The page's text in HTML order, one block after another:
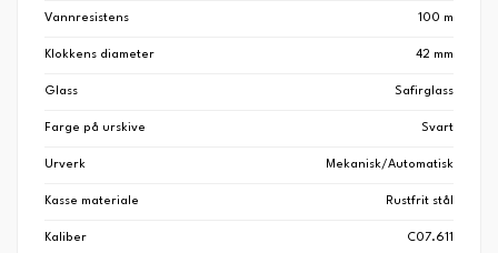
Vannresistens 100 m
Klokkens diameter 42 mm
Glass Safirglass
Farge på urskive Svart
Urverk Mekanisk/Automatisk
Kasse materiale Rustfrit stål
Kaliber C07.611